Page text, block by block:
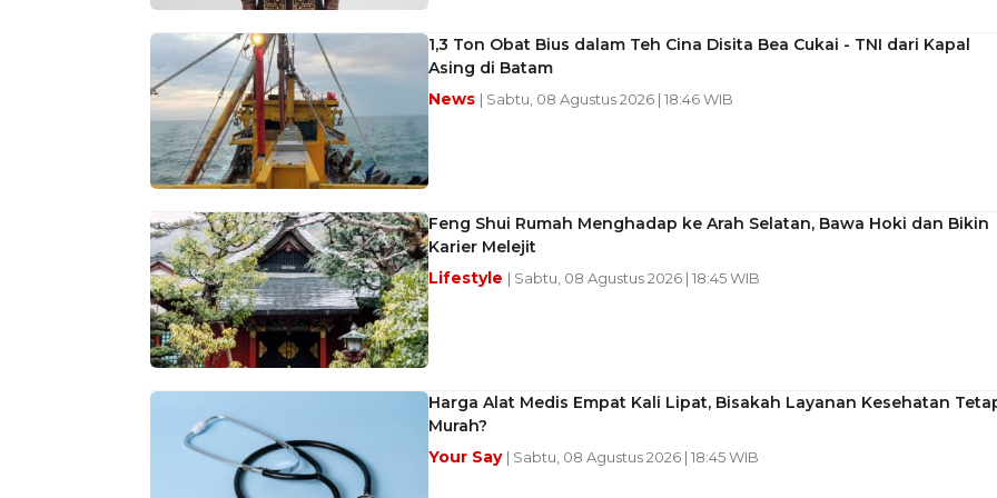
1,3 Ton Obat Bius dalam Teh Cina Disita Bea Cukai - TNI dari Kapal
Asing di Batam
News | Sabtu, 08 Agustus 2026 | 18:46 WIB
Feng Shui Rumah Menghadap ke Arah Selatan, Bawa Hoki dan Bikin
Karier Melejit
Lifestyle | Sabtu, 08 Agustus 2026 | 18:45 WIB
Harga Alat Medis Empat Kali Lipat, Bisakah Layanan Kesehatan
Murah?
Your Say | Sabtu, 08 Agustus 2026 | 18:45 WIB